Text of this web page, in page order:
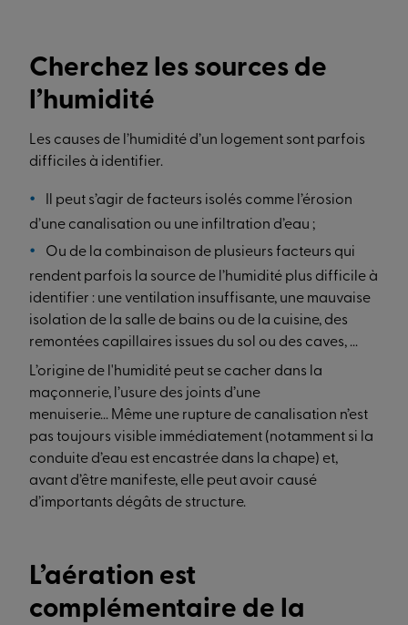
Cherchez les sources de
l’humidité
Les causes de l’humidité d’un logement sont parfois
difficiles à identifier.
Il peut s’agir de facteurs isolés comme l’érosion
d’une canalisation ou une infiltration d’eau ;
Ou de la combinaison de plusieurs facteurs qui
rendent parfois la source de l’humidité plus difficile à
identifier : une ventilation insuffisante, une mauvaise
isolation de la salle de bains ou de la cuisine, des
remontées capillaires issues du sol ou des caves, ...
L’origine de l'humidité peut se cacher dans la
maçonnerie, l’usure des joints d’une
menuiserie... Même une rupture de canalisation n’est
pas toujours visible immédiatement (notamment si la
conduite d’eau est encastrée dans la chape) et,
avant d’être manifeste, elle peut avoir causé
d’importants dégâts de structure.
L’aération est
complémentaire de la